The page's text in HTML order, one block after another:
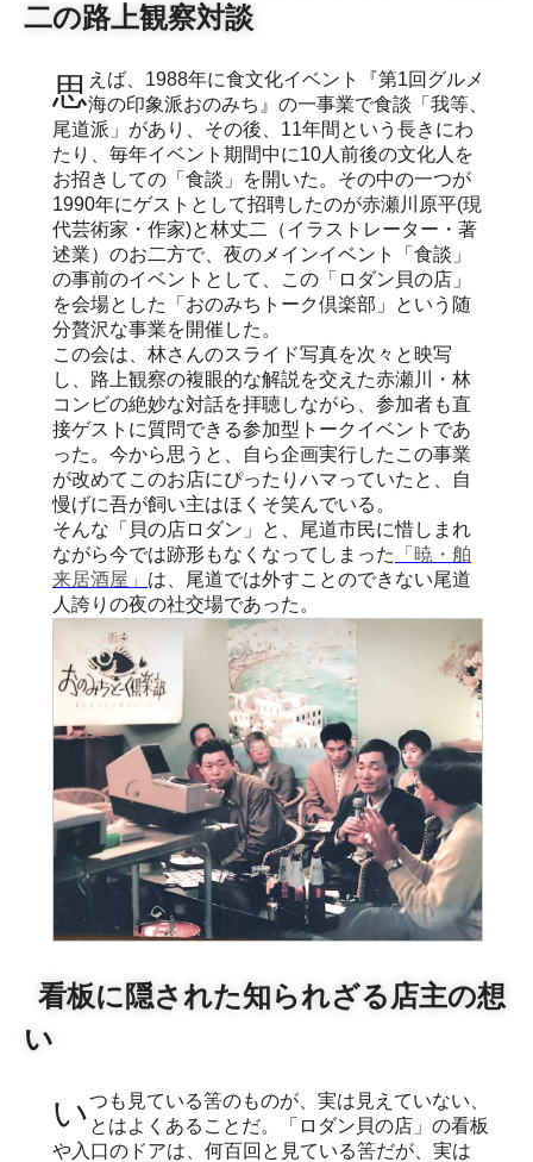
二の路上観察対談
思えば、1988年に食文化イベント『第1回グルメ海の印象派おのみち』の一事業で食談「我等、
尾道派」があり、その後、11年間という長きにわ
たり、毎年イベント期間中に10人前後の文化人を
お招きしての「食談」を開いた。その中の一つが
1990年にゲストとして招聘したのが赤瀬川原平(現
代芸術家・作家)と林丈二（イラストレーター・著
述業）のお二方で、夜のメインイベント「食談」
の事前のイベントとして、この「ロダン貝の店」
を会場とした「おのみちトーク倶楽部」という随
分贅沢な事業を開催した。
この会は、林さんのスライド写真を次々と映写
し、路上観察の複眼的な解説を交えた赤瀬川・林
コンビの絶妙な対話を拝聴しながら、参加者も直
接ゲストに質問できる参加型トークイベントであ
った。今から思うと、自ら企画実行したこの事業
が改めてこのお店にぴったりハマっていたと、自
慢げに吾が飼い主はほくそ笑んでいる。
そんな「貝の店ロダン」と、尾道市民に惜しまれ
ながら今では跡形もなくなってしまった
「暁・舶
来居酒屋」 は、尾道では外すことのできない尾道
人誇りの夜の社交場であった。
看板に隠された知られざる店主の想
い
いつも見ている筈のものが、実は見えていない、 とはよくあることだ。「ロダン貝の店」の看板
や入口のドアは、何百回と見ている筈だが、実は